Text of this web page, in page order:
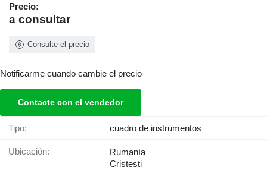
Precio:
a consultar
Consulte el precio
Notificarme cuando cambie el precio
Contacte con el vendedor
Tipo: cuadro de instrumentos
Ubicación:
Rumanía
Cristesti